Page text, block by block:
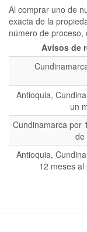
Al comprar uno de
exacta de la
número de
Avisos de
Antioquia,
un
Cundinamarca por
de
Antioquia,
12 meses